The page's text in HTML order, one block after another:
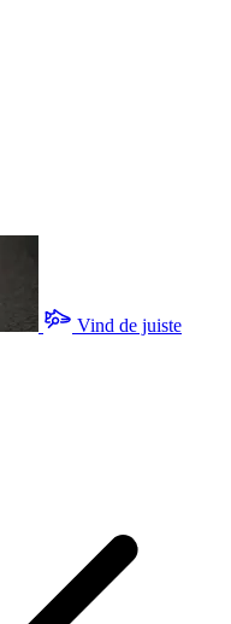
Vind de juiste